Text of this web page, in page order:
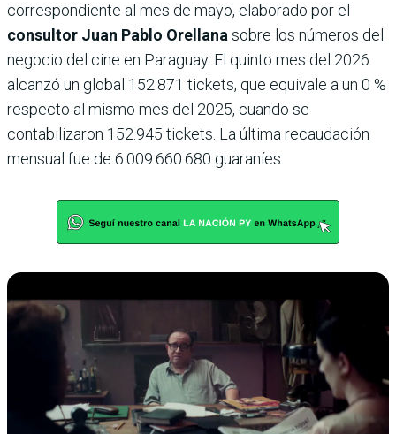
correspondiente al mes de mayo, elaborado por el
consultor Juan Pablo Orellanasobre los números del
negocio del cine en Paraguay. El quinto mes del 2026
alcanzó un global 152.871 tickets, que equivale a un 0 %
respecto al mismo mes del 2025, cuando se
contabilizaron 152.945 tickets. La última recaudación
mensual fue de 6.009.660.680 guaraníes.